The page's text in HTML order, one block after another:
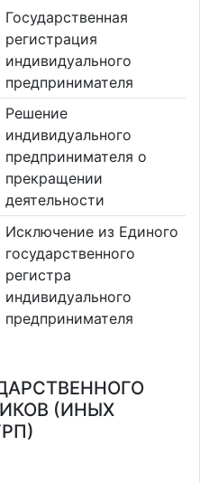
Государственная
регистрация
индивидуального
предпринимателя
Решение
индивидуального
предпринимателя о
прекращении
деятельности
Исключение из Единого
государственного
регистра
индивидуального
предпринимателя
(ИНЫХ